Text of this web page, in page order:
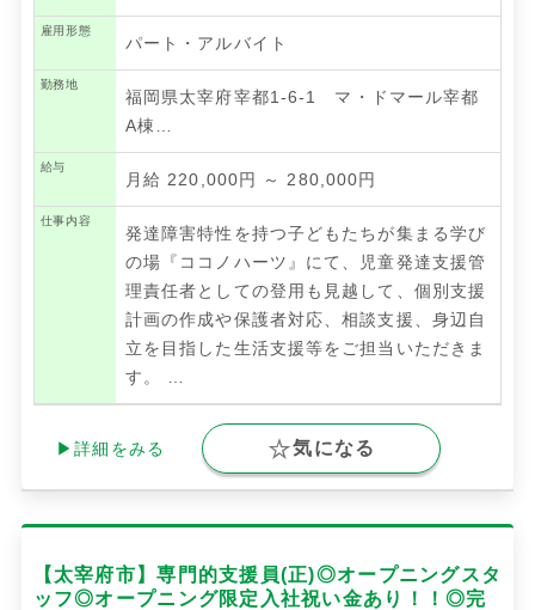
雇用形態
パート・アルバイト
勤務地
福岡県太宰府宰都1-6-1 マ・ドマール宰都
A棟…
給与
月給 220,000円 ～ 280,000円
仕事内容
発達障害特性を持つ子どもたちが集まる学び
の場『ココノハーツ』にて、児童発達支援管
理責任者としての登用も見越して、個別支援
計画の作成や保護者対応、相談支援、身辺自
立を目指した生活支援等をご担当いただきま
す。
▶詳細をみる 気になる
【太宰府市】専門的支援員(正)◎オープニングスタ
ッフ◎オープニング限定入社祝い金あり！！◎完